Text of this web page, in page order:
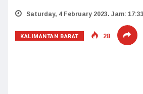
Saturday, 4 February 2023. Jam: 17:33
KALIMANTAN BARAT 28